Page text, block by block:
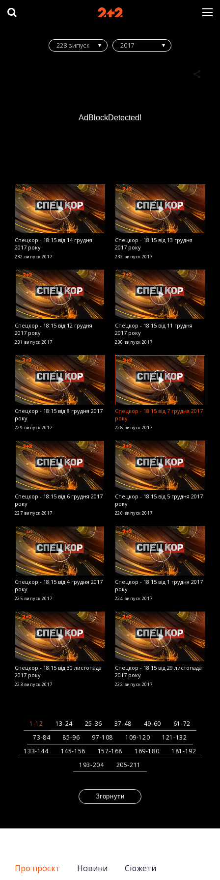
AdBlockDetected!
228 випуск 2017
Спецкор - 18:15 від 14 грудня
2017 року
232 випуск 2017
Спецкор - 18:15 від 13 грудня
2017 року
232 випуск 2017
Спецкор - 18:15 від 12 грудня
2017 року
231 випуск 2017
Спецкор - 18:15 від 11 грудня
2017 року
230 випуск 2017
Спецкор - 18:15 від 8 грудня 2017
року
229 випуск 2017
Спецкор - 18:15 від 7 грудня 2017
року
228 випуск 2017
Спецкор - 18:15 від 6 грудня 2017
року
227 випуск 2017
Спецкор - 18:15 від 5 грудня 2017
року
226 випуск 2017
Спецкор - 18:15 від 4 грудня 2017
року
225 випуск 2017
Спецкор - 18:15 від 1 грудня 2017
року
224 випуск 2017
Спецкор - 18:15 від 30 листопада
2017 року
223 випуск 2017
Спецкор - 18:15 від 29 листопада
2017 року
222 випуск 2017
1-12 13-24 25-36 37-48 49-60
61-72
73-84
85-96 97-108 109-120
121-132
133-144
145-156 157-168 169-180
181-192
193-204
205-211
Згорнути
Про проєкт Новини
Сюжети